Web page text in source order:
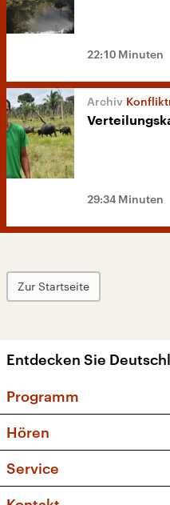
22:10 Minuten
29:34 Minuten
Zur Startseite
Entdecken Sie
Programm
Sendungen und
Musikliste
Hören
Frequenzen (UKW
Service
FAQ